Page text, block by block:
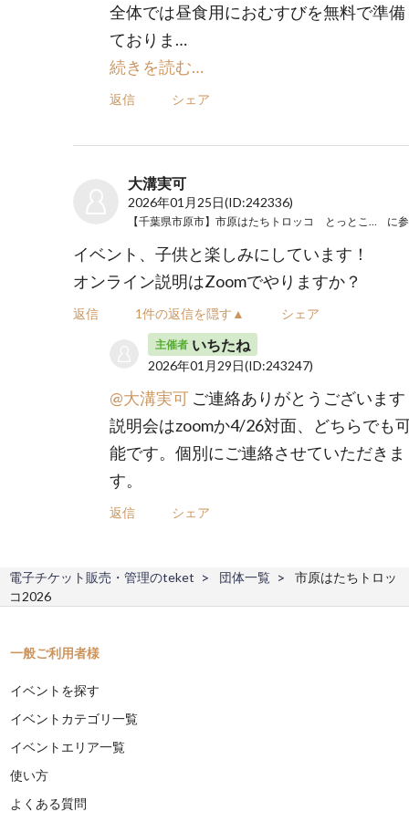
全体では昼食用におむすびを無料で準備
ておりま…
続きを読む…
返信 シェア
大溝実可
2026年01月25日(ID:242336)
に
イベント、子供と楽しみにしています！
オンライン説明はZoomでやりますか？
返信 1件の返信を隠す▲ シェア
主催者 いちたね
2026年01月29日(ID:243247)
@大溝実可 ご連絡ありがとうございます
説明会はzoomか4/26対面、どちらでも
能です。個別にご連絡させていただきま
す。
返信 シェア
電子チケット販売・管理のteket 団体一覧
市原はたちトロッ
コ2026
一般ご利用者様
イベントを探す
イベントカテゴリ一覧
イベントエリア一覧
使い方
よくある質問